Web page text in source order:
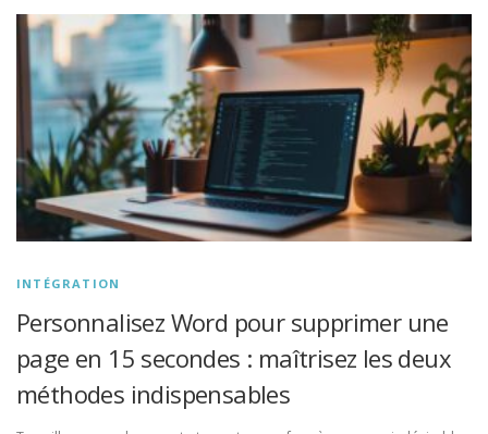
INTÉGRATION
Personnalisez Word pour supprimer une
page en 15 secondes : maîtrisez les deux
méthodes indispensables